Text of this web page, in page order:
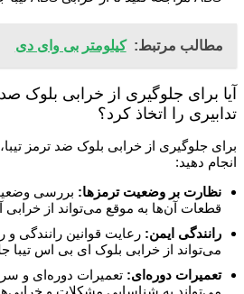
مطالب مرتبط: کیلومتر بی وای دی
آیا برای جلوگیری از خرابی بلوک صد
تدابیری را اتخاذ کرد؟
برای جلوگیری از خرابی بلوک ضد ترمز
انجام دهید:
نظارت بر وضعیت ترمز‌ها: بررسی
قطعات آن‌ها به موقع می‌تواند از خرابی
رانندگی ایمن: رعایت قوانین رانندگی و
می‌تواند از خرابی بلوک ای بی اس تیبا
تعمیرات دوره‌ای: تعمیرات دوره‌ای و